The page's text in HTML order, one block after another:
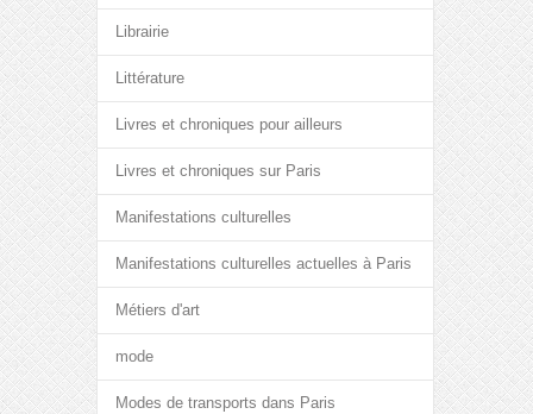
Librairie
Littérature
Livres et chroniques pour ailleurs
Livres et chroniques sur Paris
Manifestations culturelles
Manifestations culturelles actuelles à Paris
Métiers d'art
mode
Modes de transports dans Paris